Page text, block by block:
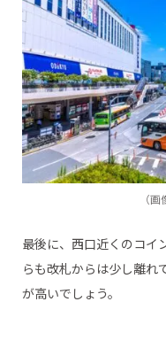
（
最後に、西口近くのコイ
らも改札からは少し離れ
が高いでしょう。